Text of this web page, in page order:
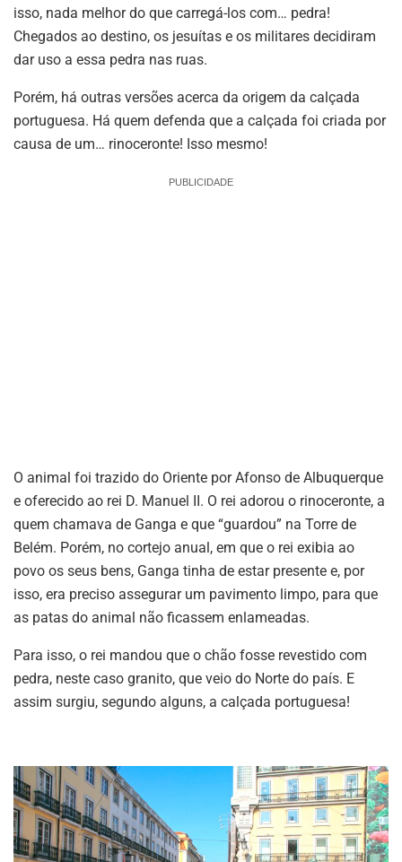
isso, nada melhor do que carregá-los com… pedra!
Chegados ao destino, os jesuítas e os militares decidiram
dar uso a essa pedra nas ruas.
Porém, há outras versões acerca da origem da calçada
portuguesa. Há quem defenda que a calçada foi criada por
causa de um… rinoceronte! Isso mesmo!
PUBLICIDADE
O animal foi trazido do Oriente por Afonso de Albuquerque
e oferecido ao rei D. Manuel II. O rei adorou o rinoceronte, a
quem chamava de Ganga e que “guardou” na Torre de
Belém. Porém, no cortejo anual, em que o rei exibia ao
povo os seus bens, Ganga tinha de estar presente e, por
isso, era preciso assegurar um pavimento limpo, para que
as patas do animal não ficassem enlameadas.
Para isso, o rei mandou que o chão fosse revestido com
pedra, neste caso granito, que veio do Norte do país. E
assim surgiu, segundo alguns, a calçada portuguesa!